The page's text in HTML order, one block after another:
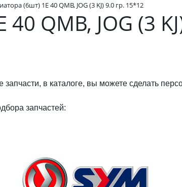
(6шт) 1E 40 QMB, JOG (3 KJ) 9.0 гр. 15*12
QMB, JOG (3
в каталоге, вы можете сделать
запчастей: